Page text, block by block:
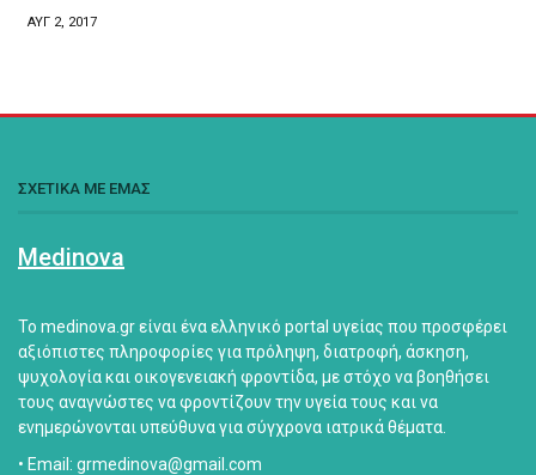
ΑΥΓ 2, 2017
ΣΧΕΤΙΚΑ ΜΕ ΕΜΑΣ
Medinova
Το medinova.gr είναι ένα ελληνικό portal υγείας που προσφέρει
αξιόπιστες πληροφορίες για πρόληψη, διατροφή, άσκηση,
ψυχολογία και οικογενειακή φροντίδα, με στόχο να βοηθήσει
τους αναγνώστες να φροντίζουν την υγεία τους και να
ενημερώνονται υπεύθυνα για σύγχρονα ιατρικά θέματα.
• Email: grmedinova@gmail.com